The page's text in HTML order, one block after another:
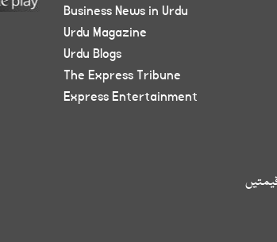
Business News in Urdu
Urdu Magazine
Urdu Blogs
The Express Tribune
Express Entertainment